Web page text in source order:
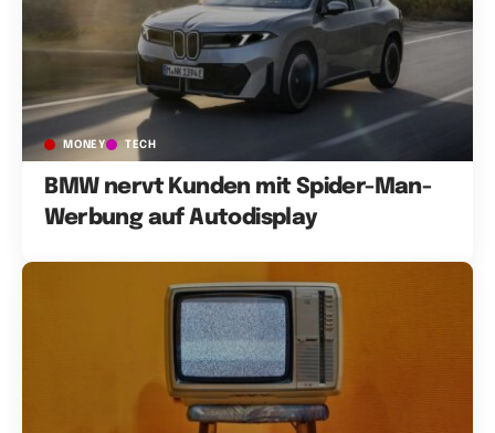
MONEY TECH
BMW nervt Kunden mit Spider-Man-
Werbung auf Autodisplay